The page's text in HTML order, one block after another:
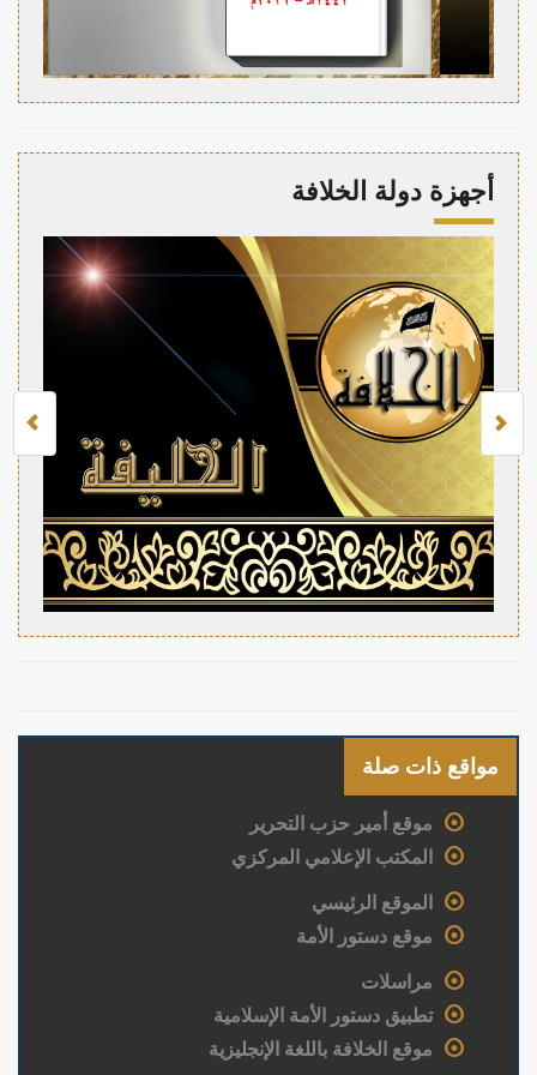
أجهزة دولة الخلافة
مواقع ذات صلة
موقع أمير حزب التحرير
المكتب الإعلامي المركزي
الموقع الرئيسي
موقع دستور الأمة
مراسلات
تطبيق دستور الأمة الإسلامية
موقع الخلافة باللغة الإنجليزية